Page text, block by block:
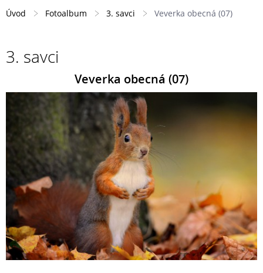
Úvod Fotoalbum 3. savci Veverka obecná (07)
3. savci
Veverka obecná (07)